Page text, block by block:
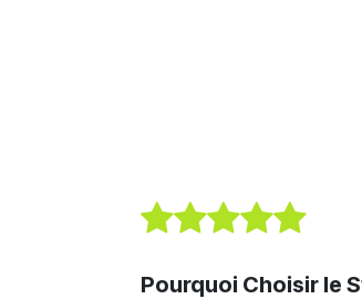
Pourquoi Choisir le